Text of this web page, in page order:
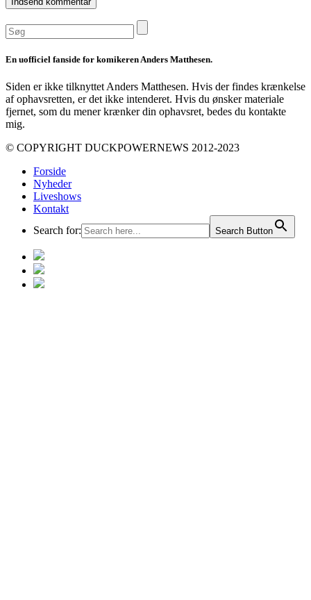
En uofficiel fanside for komikeren Anders Matthesen.
Siden er ikke tilknyttet Anders Matthesen. Hvis der findes krænkelse
af ophavsretten, er det ikke intenderet. Hvis du ønsker materiale
fjernet, som du mener krænker din ophavsret, bedes du kontakte
mig.
© COPYRIGHT DUCKPOWERNEWS 2012-2023
Forside
Nyheder
Liveshows
Kontakt
Search for:
Search Button